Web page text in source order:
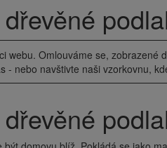
webu. Omlouváme se, zobrazené
- nebo navštivte naši vzorkovnu,